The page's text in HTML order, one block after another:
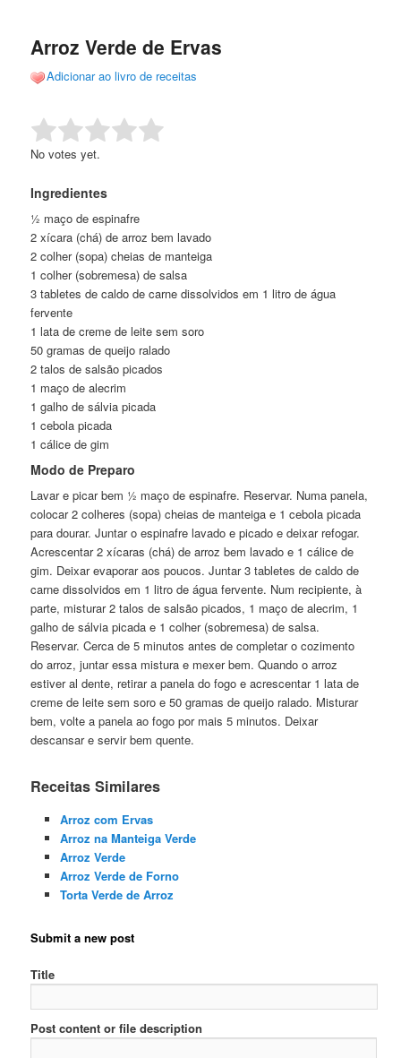
conteúdo
conteúdo
Arroz Verde de Ervas
Adicionar ao livro de receitas
Rate this item: Submit Rating
No votes yet.
Ingredientes
½ maço de espinafre
2 xícara (chá) de arroz bem lavado
2 colher (sopa) cheias de manteiga
1 colher (sobremesa) de salsa
3 tabletes de caldo de carne dissolvidos em 1 litro de água
fervente
1 lata de creme de leite sem soro
50 gramas de queijo ralado
2 talos de salsão picados
1 maço de alecrim
1 galho de sálvia picada
1 cebola picada
1 cálice de gim
Modo de Preparo
Lavar e picar bem ½ maço de espinafre. Reservar. Numa panela,
colocar 2 colheres (sopa) cheias de manteiga e 1 cebola picada
para dourar. Juntar o espinafre lavado e picado e deixar refogar.
Acrescentar 2 xícaras (chá) de arroz bem lavado e 1 cálice de
gim. Deixar evaporar aos poucos. Juntar 3 tabletes de caldo de
carne dissolvidos em 1 litro de água fervente. Num recipiente, à
parte, misturar 2 talos de salsão picados, 1 maço de alecrim, 1
galho de sálvia picada e 1 colher (sobremesa) de salsa.
Reservar. Cerca de 5 minutos antes de completar o cozimento
do arroz, juntar essa mistura e mexer bem. Quando o arroz
estiver al dente, retirar a panela do fogo e acrescentar 1 lata de
creme de leite sem soro e 50 gramas de queijo ralado. Misturar
bem, volte a panela ao fogo por mais 5 minutos. Deixar
descansar e servir bem quente.
Receitas Similares
Arroz com Ervas
Arroz na Manteiga Verde
Arroz Verde
Arroz Verde de Forno
Torta Verde de Arroz
Submit a new post
Title
Post content or file description